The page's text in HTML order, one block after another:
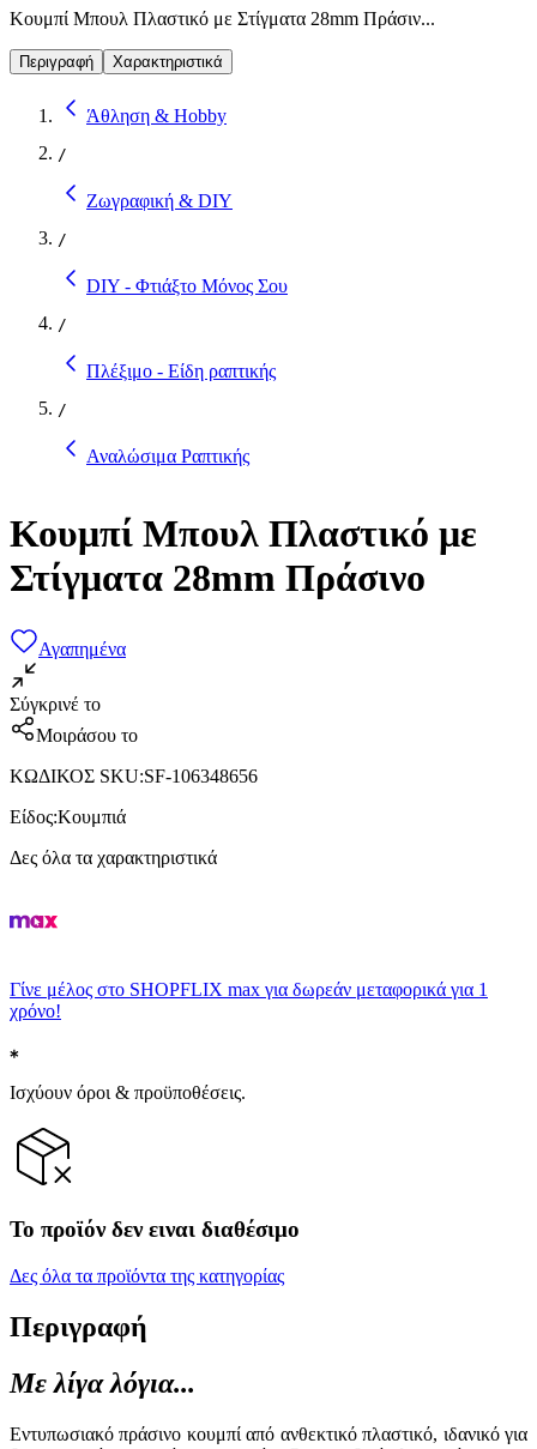
Κουμπί Μπουλ Πλαστικό με Στίγματα 28mm Πράσιν...
Περιγραφή Χαρακτηριστικά
Άθληση & Hobby
/
Ζωγραφική & DIY
/
DIY - Φτιάξτο Μόνος Σου
/
Πλέξιμο - Είδη ραπτικής
/
Αναλώσιμα Ραπτικής
Κουμπί Μπουλ Πλαστικό με
Στίγματα 28mm Πράσινο
Αγαπημένα
Σύγκρινέ το
Μοιράσου το
ΚΩΔΙΚΟΣ SKU:SF-106348656
Είδος:Κουμπιά
Δες όλα τα χαρακτηριστικά
Γίνε μέλος στο SHOPFLIX max για δωρεάν μεταφορικά για 1
χρόνο!
Ισχύουν όροι & προϋποθέσεις.
Το προϊόν δεν ειναι διαθέσιμο
Δες όλα τα προϊόντα της κατηγορίας
Περιγραφή
Με λίγα λόγια...
Εντυπωσιακό πράσινο κουμπί από ανθεκτικό πλαστικό, ιδανικό για